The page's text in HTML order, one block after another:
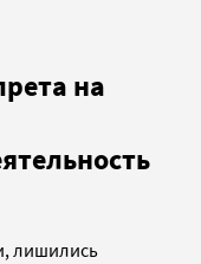
на
лишились